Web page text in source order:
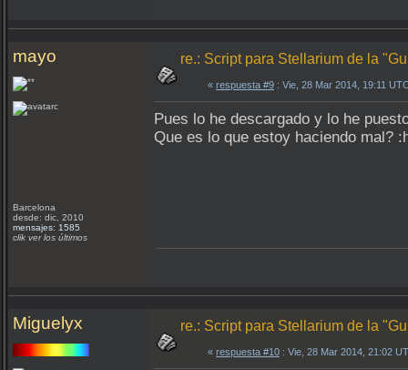
mayo
Barcelona
desde: dic, 2010
mensajes: 1585
clik ver los últimos
re.: Script para Stellarium de la
« respuesta #9 : Vie, 28 Mar 2014, 19:11
Pues lo he descargado y lo he
Que es lo que estoy haciendo mal?
Miguelyx re.: Script para Stellarium de la
« respuesta #10 : Vie, 28 Mar 2014, 21:02